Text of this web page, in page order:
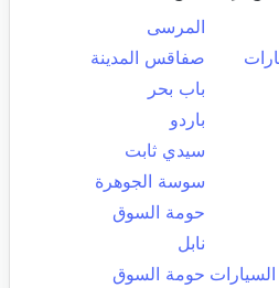
المرسى
صفاقس المدينة
باب بحر
باردو
سيدي ثابت
سوسة الجوهرة
حومة السوق
نابل
حومة السوق